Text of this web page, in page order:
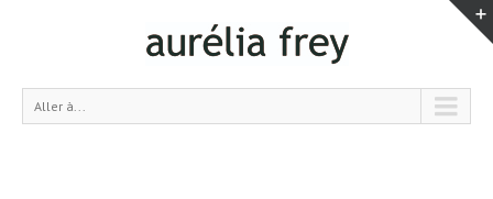
Aller à...